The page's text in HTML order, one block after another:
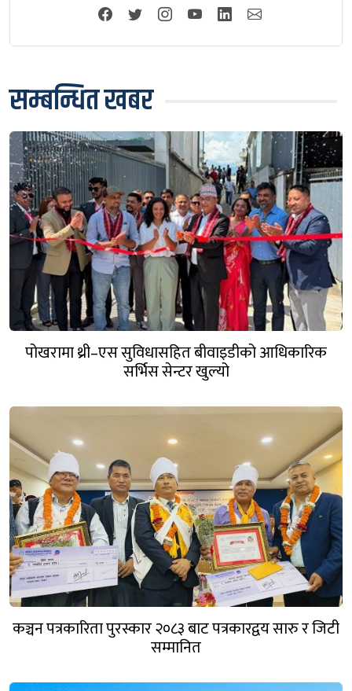
सम्बन्धित खबर
पोखरामा थ्री–एस सुविधासहित बीवाइडीको आधिकारिक
सर्भिस सेन्टर खुल्यो
कञ्चन पत्रकारिता पुरस्कार २०८३ बाट पत्रकारद्वय सारु र जिटी
सम्मानित